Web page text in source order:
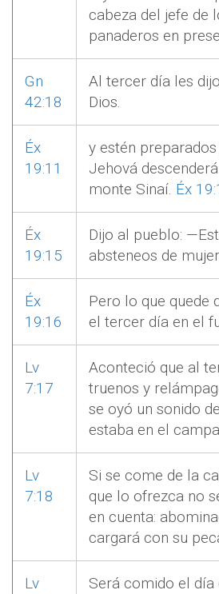
cabeza del jefe de
panaderos en
Gn
42:18
Al tercer día les
Dios.
Éx
19:11
y estén
Jehová
monte Sinaí. Éx
Éx
19:15
Dijo al pueblo:
absteneos de
Éx
19:16
Pero lo que quede
el tercer día en el
Lv
7:17
Aconteció que al
truenos y
se oyó un sonido
estaba en el
Lv
7:18
Si se come de la
que lo ofrezca no
en cuenta:
cargará con su
Lv
Será comido el día